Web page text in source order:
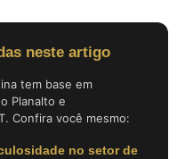
neste artigo
tem base em
Planalto e
Confira você mesmo:
no setor de